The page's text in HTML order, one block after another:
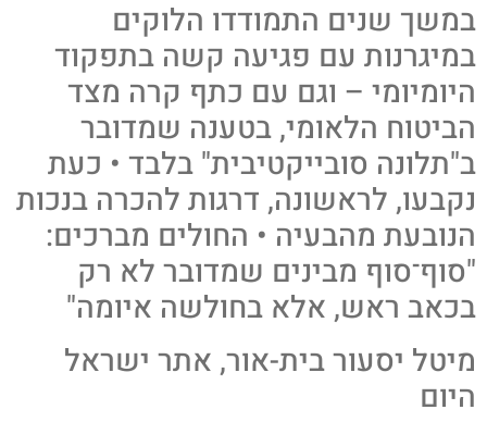
במשך שנים התמודדו הלוקים
במיגרנות עם פגיעה קשה בתפקוד
היומיומי – וגם עם כתף קרה מצד
הביטוח הלאומי, בטענה שמדובר
ב"תלונה סובייקטיבית" בלבד • כעת
נקבעו, לראשונה, דרגות להכרה בנכות
הנובעת מהבעיה • החולים מברכים:
"סוף־סוף מבינים שמדובר לא רק
בכאב ראש, אלא בחולשה איומה"
מיטל יסעור בית-אור, אתר ישראל
היום